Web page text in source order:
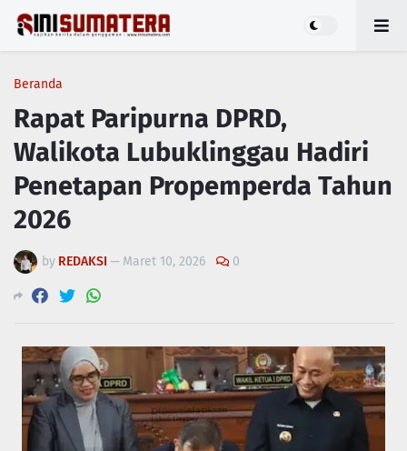
Beranda
Rapat Paripurna DPRD,
Walikota Lubuklinggau Hadiri
Penetapan Propemperda Tahun
2026
by REDAKSI — Maret 10, 2026 0